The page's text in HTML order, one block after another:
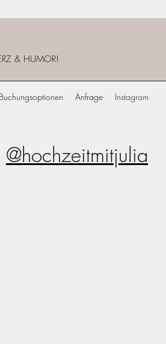
& HUMOR!
Buchungsoptionen Anfrage Instagram
@hochzeitmitjulia